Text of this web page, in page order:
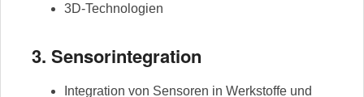
3D-Technologien
3. Sensorintegration
Integration von Sensoren in Werkstoffe und